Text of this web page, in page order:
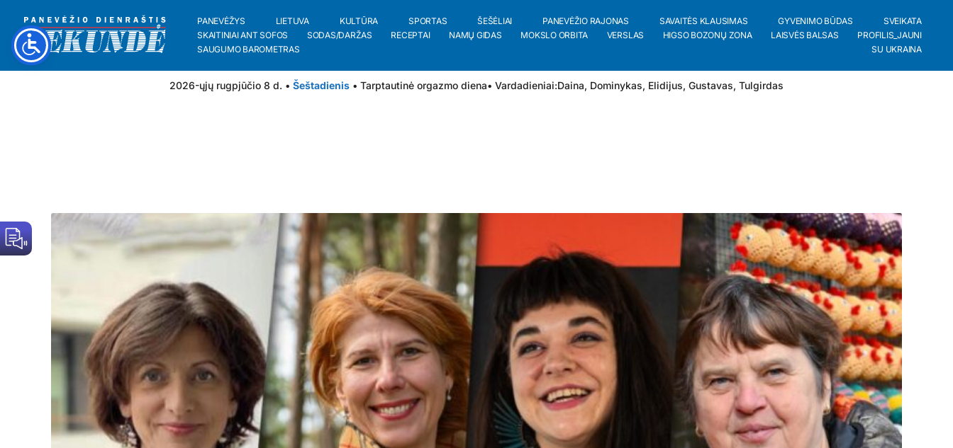
PANEVĖŽYS LIETUVA KULTŪRA SPORTAS ŠEŠĖLIAI PANEVĖŽIO RAJONAS SAVAITĖS KLAUSIMAS GYVENIMO BŪDAS
SVEIKATA
SKAITINIAI ANT SOFOS
SODAS/DARŽAS RECEPTAI NAMŲ GIDAS MOKSLO ORBITA VERSLAS HIGSO BOZONŲ ZONA LAISVĖS BALSAS
PROFILIS_JAUNI
SAUGUMO BAROMETRAS
SU UKRAINA
2026-ųjų rugpjūčio 8 d. • Šeštadienis • Tarptautinė orgazmo diena• Vardadieniai:Daina, Dominykas, Elidijus, Gustavas, Tulgirdas